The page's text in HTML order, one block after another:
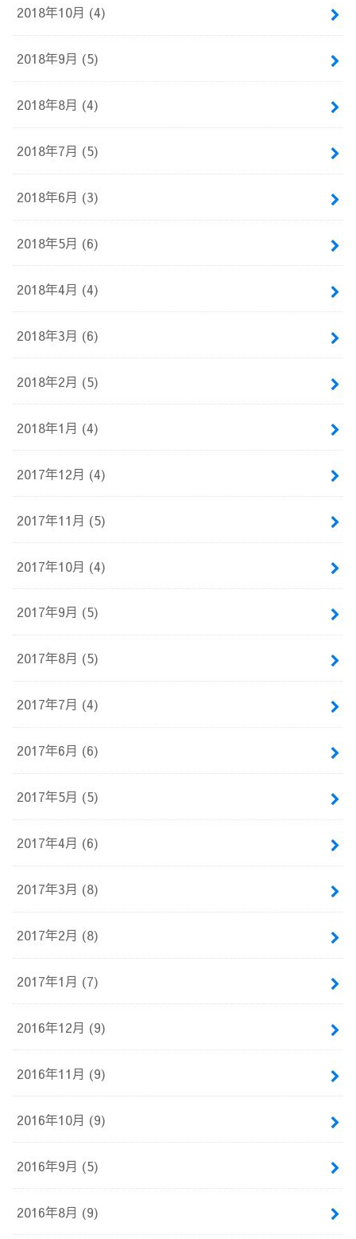
2018年10月 (4)
2018年9月 (5)
2018年8月 (4)
2018年7月 (5)
2018年6月 (3)
2018年5月 (6)
2018年4月 (4)
2018年3月 (6)
2018年2月 (5)
2018年1月 (4)
2017年12月 (4)
2017年11月 (5)
2017年10月 (4)
2017年9月 (5)
2017年8月 (5)
2017年7月 (4)
2017年6月 (6)
2017年5月 (5)
2017年4月 (6)
2017年3月 (8)
2017年2月 (8)
2017年1月 (7)
2016年12月 (9)
2016年11月 (9)
2016年10月 (9)
2016年9月 (5)
2016年8月 (9)